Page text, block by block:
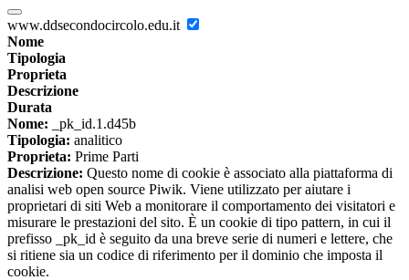
www.ddsecondocircolo.edu.it
Nome
Tipologia
Proprieta
Descrizione
Durata
Nome: _pk_id.1.d45b
Tipologia: analitico
Proprieta: Prime Parti
Descrizione: Questo nome di cookie è associato alla piattaforma di
analisi web open source Piwik. Viene utilizzato per aiutare i
proprietari di siti Web a monitorare il comportamento dei visitatori e
misurare le prestazioni del sito. È un cookie di tipo pattern, in cui il
prefisso _pk_id è seguito da una breve serie di numeri e lettere, che
si ritiene sia un codice di riferimento per il dominio che imposta il
cookie.